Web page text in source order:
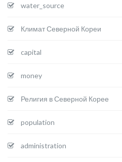
water_source
Климат Северной Кореи
capital
money
Религия в Северной Корее
population
administration